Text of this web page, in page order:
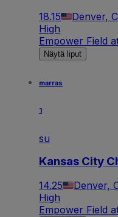
18.15 Denver,
High
Empower Field
Näytä liput
marras
1
su
Kansas City
14.25 Denver,
High
Empower Field